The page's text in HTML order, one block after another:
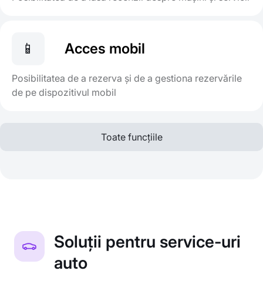
📱 Acces mobil
Posibilitatea de a rezerva și de a gestiona rezervările
de pe dispozitivul mobil
Toate funcțiile
Soluții pentru service-uri
auto